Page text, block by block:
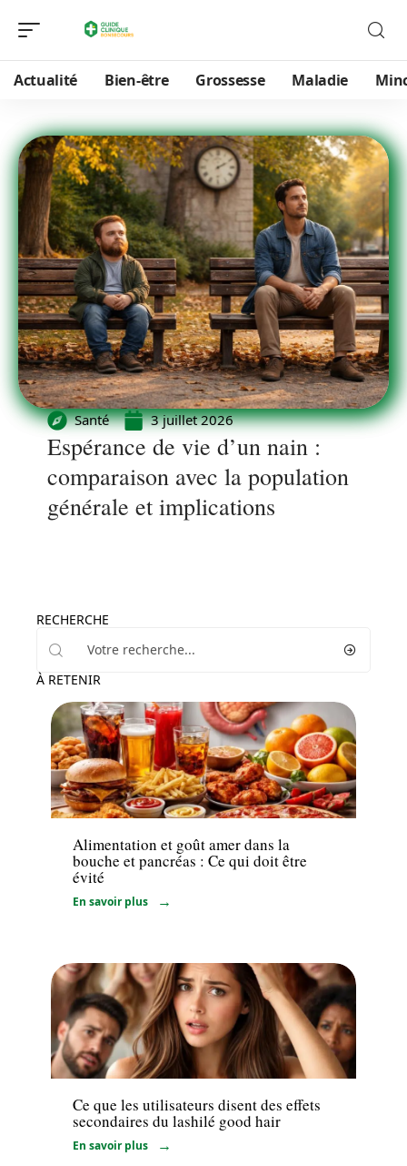
Actualité Bien-être Grossesse Maladie
Santé 3 juillet 2026
Espérance de vie d’un nain :
comparaison avec la population
générale et implications
RECHERCHE
À RETENIR
Minceur
Alimentation et goût amer dans la
bouche et pancréas : Ce qui doit être
évité
En savoir plus
Bien-être
Ce que les utilisateurs disent des effets
secondaires du lashilé good hair
En savoir plus